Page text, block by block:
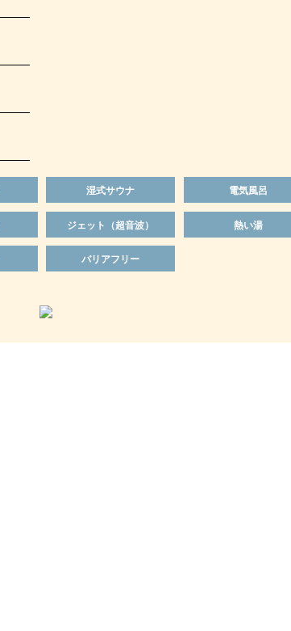
湿式サウナ 電気風呂
ジェット（超音波） 熱い湯
バリアフリー